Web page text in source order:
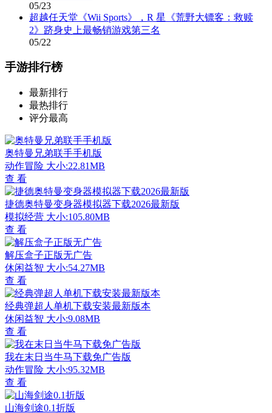
05/23
超越任天堂《Wii Sports》，R 星《荒野大镖客：救赎
2》跻身史上最畅销游戏第三名
05/22
手游排行榜
最新排行
最热排行
评分最高
奥特曼兄弟联手手机版
动作冒险 大小:22.81MB
查 看
捷德奥特曼变身器模拟器下载2026最新版
模拟经营 大小:105.80MB
查 看
解压盒子正版无广告
休闲益智 大小:54.27MB
查 看
经典弹超人单机下载安装最新版本
休闲益智 大小:9.08MB
查 看
我在末日当牛马下载免广告版
动作冒险 大小:95.32MB
查 看
山海剑途0.1折版